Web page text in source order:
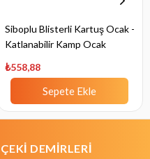
Siboplu Blisterli Kartuş Ocak -
Katlanabilir Kamp Ocak
₺558,88
Sepete Ekle
ÇEKİ DEMİRLERİ